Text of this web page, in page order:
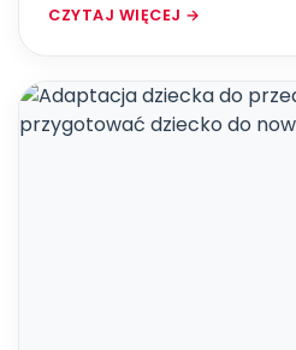
CZYTAJ WIĘCEJ →